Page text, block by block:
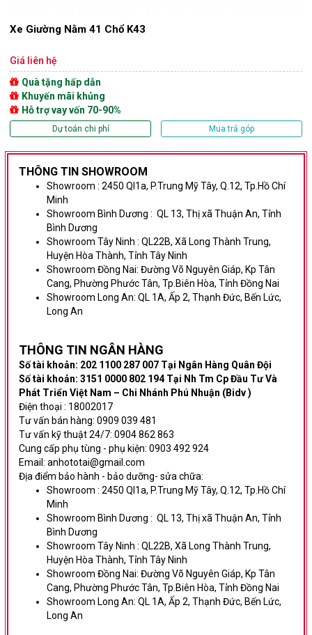
Xe Giường Nằm 41 Chổ K43
Giá liên hệ
Quà tặng hấp dẫn
Khuyến mãi khủng
Hỗ trợ vay vốn 70-90%
Dự toán chi phí Mua trả góp
THÔNG TIN SHOWROOM
Showroom : 2450 Ql1a, P.Trung Mỹ Tây, Q.12, Tp.Hồ Chí
Minh
Showroom Bình Dương : QL 13, Thị xã Thuận An, Tỉnh
Bình Dương
Showroom Tây Ninh : QL22B, Xã Long Thành Trung,
Huyện Hòa Thành, Tỉnh Tây Ninh
Showroom Đồng Nai: Đường Võ Nguyên Giáp, Kp Tân
Cang, Phường Phước Tân, Tp.Biên Hòa, Tỉnh Đồng Nai
Showroom Long An: QL 1A, Ấp 2, Thạnh Đức, Bến Lức,
Long An
THÔNG TIN NGÂN HÀNG
Số tài khoản: 202 1100 287 007 Tại Ngân Hàng Quân Đội
Số tài khoản: 3151 0000 802 194 Tại Nh Tm Cp Đầu Tư Và
Phát Triển Việt Nam – Chi Nhánh Phú Nhuận (Bidv )
Điện thoại : 18002017
Tư vấn bán hàng: 0909 039 481
Tư vấn kỹ thuật 24/7: 0904 862 863
Cung cấp phụ tùng - phụ kiện: 0903 492 924
Email: anhototai@gmail.com
Địa điểm bảo hành - bảo dưỡng- sửa chữa:
Showroom : 2450 Ql1a, P.Trung Mỹ Tây, Q.12, Tp.Hồ Chí
Minh
Showroom Bình Dương : QL 13, Thị xã Thuận An, Tỉnh
Bình Dương
Showroom Tây Ninh : QL22B, Xã Long Thành Trung,
Huyện Hòa Thành, Tỉnh Tây Ninh
Showroom Đồng Nai: Đường Võ Nguyên Giáp, Kp Tân
Cang, Phường Phước Tân, Tp.Biên Hòa, Tỉnh Đồng Nai
Showroom Long An: QL 1A, Ấp 2, Thạnh Đức, Bến Lức,
Long An